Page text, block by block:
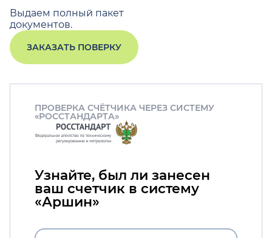
Выдаем полный пакет
документов.
ЗАКАЗАТЬ ПОВЕРКУ
ПРОВЕРКА СЧЁТЧИКА ЧЕРЕЗ СИСТЕМУ
«РОССТАНДАРТА»
Узнайте, был ли занесен
ваш счетчик в систему
«Аршин»